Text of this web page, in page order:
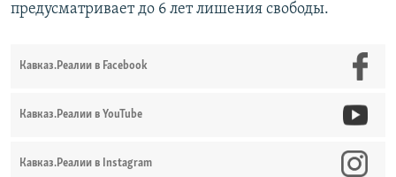
предусматривает до 6 лет лишения свободы.
Кавказ.Реалии в Facebook
Кавказ.Реалии в YouTube
Кавказ.Реалии в Instagram